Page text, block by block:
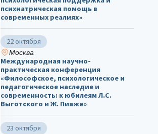
психиатрическая помощь в
современных реалиях»
22 октября
Москва
Международная научно-
практическая конференция
«Философское, психологическое и
педагогическое наследие и
современность: к юбилеям Л.С.
Выготского и Ж. Пиаже»
23 октября